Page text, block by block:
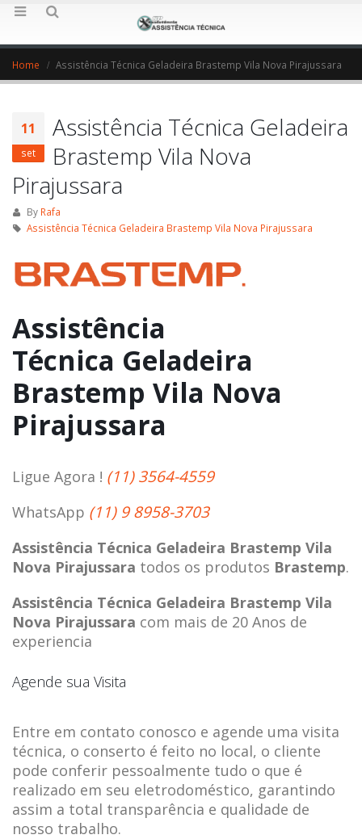
Home Assistência Técnica Geladeira Brastemp Vila Nova Pirajussara
11
set
Assistência Técnica Geladeira
Brastemp Vila Nova
Pirajussara
By Rafa
Assistência Técnica Geladeira Brastemp Vila Nova Pirajussara
Assistência
Técnica Geladeira
Brastemp Vila Nova
Pirajussara
Ligue Agora ! (11) 3564-4559
WhatsApp (11) 9 8958-3703
Assistência Técnica Geladeira Brastemp Vila
Nova Pirajussara todos os produtos Brastemp.
Assistência Técnica Geladeira Brastemp Vila
Nova Pirajussara com mais de 20 Anos de
experiencia
Agende sua Visita
Entre em contato conosco e agende uma visita
técnica, o conserto é feito no local, o cliente
pode conferir pessoalmente tudo o que é
realizado em seu eletrodoméstico, garantindo
assim a total transparência e qualidade de
nosso trabalho.